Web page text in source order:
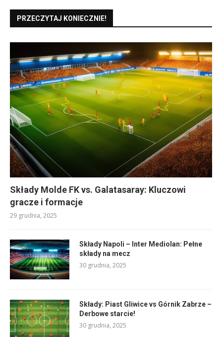
PRZECZYTAJ KONIECZNIE!
Składy Molde FK vs. Galatasaray: Kluczowi
gracze i formacje
29 grudnia, 2025
Składy Napoli – Inter Mediolan: Pełne
składy na mecz
30 grudnia, 2025
Składy: Piast Gliwice vs Górnik Zabrze –
Derbowe starcie!
30 grudnia, 2025